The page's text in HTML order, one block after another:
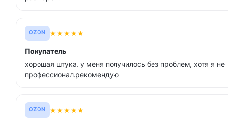
OZON ★★★★★
Покупатель
хорошая штука. у меня получилось без проблем, хотя я не
профессионал.рекомендую
OZON ★★★★★